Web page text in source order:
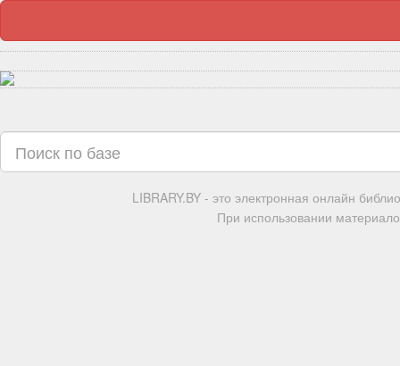
LIBRARY.BY - это электронная онлайн
При использовании